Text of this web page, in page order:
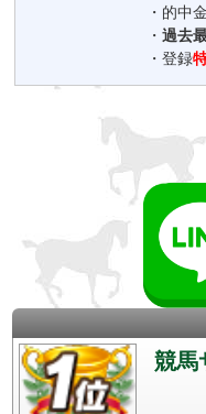
・的中
・ 過去
・登録
競馬